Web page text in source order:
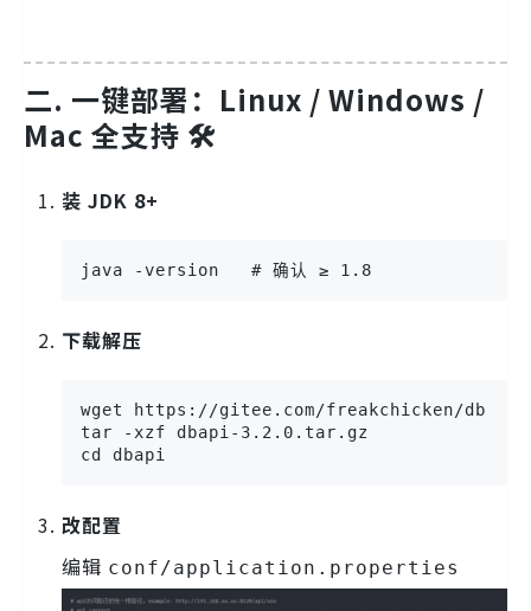
二. 一键部署：Linux / Windows /
Mac 全支持 🛠️
装 JDK 8+
java -version   # 确认 ≥ 1.8
下载解压
wget https://gitee.com/freakchicken/db-
tar -xzf dbapi-3.2.0.tar.gz
cd dbapi
改配置
编辑 conf/application.properties